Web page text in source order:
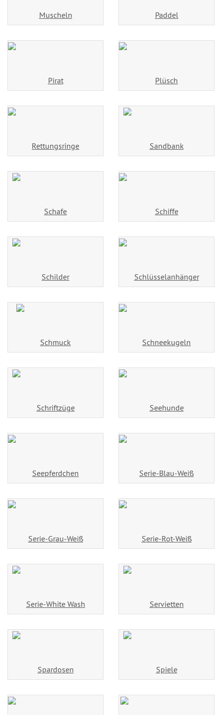
Muscheln Paddel
Pirat Plüsch
Rettungsringe Sandbank
Schafe Schiffe
Schilder Schlüsselanhänger
Schmuck Schneekugeln
Schriftzüge Seehunde
Seepferdchen Serie-Blau-Weiß
Serie-Grau-Weiß Serie-Rot-Weiß
Serie-White Wash Servietten
Spardosen Spiele